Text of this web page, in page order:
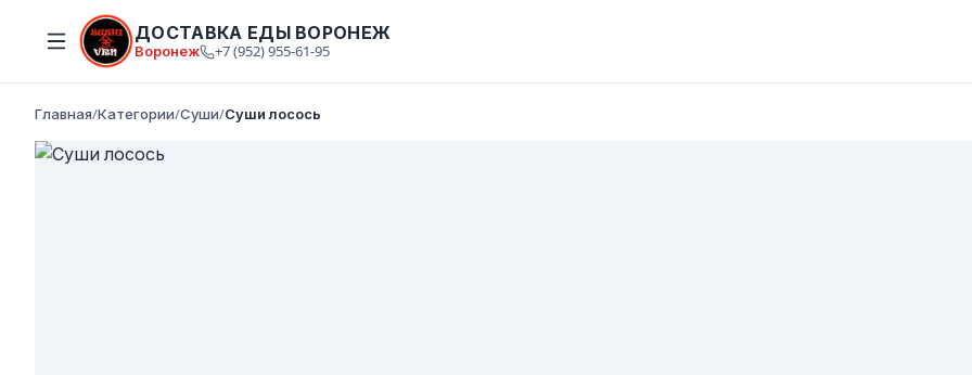
ДОСТАВКА ЕДЫ ВОРОНЕЖ
Воронеж +7 (952) 955-61-95
Главная/Категории/Суши/Суши лосось